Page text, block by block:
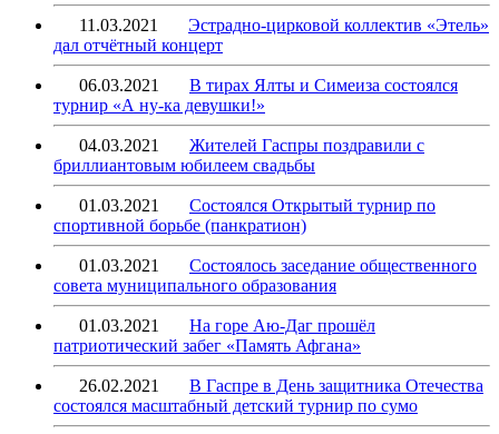
11.03.2021
Эстрадно-цирковой коллектив «Этель»
дал отчётный концерт
06.03.2021
В тирах Ялты и Симеиза состоялся
турнир «А ну-ка девушки!»
04.03.2021
Жителей Гаспры поздравили с
бриллиантовым юбилеем свадьбы
01.03.2021
Состоялся Открытый турнир по
спортивной борьбе (панкратион)
01.03.2021
Состоялось заседание общественного
совета муниципального образования
01.03.2021
На горе Аю-Даг прошёл
патриотический забег «Память Афгана»
26.02.2021
В Гаспре в День защитника Отечества
состоялся масштабный детский турнир по сумо